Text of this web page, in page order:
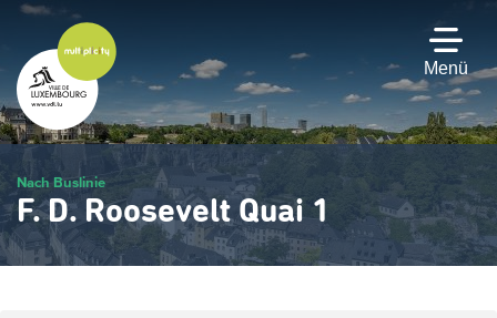
Zum
Hauptinhalt
gehen
Menü
Nach Buslinie
F. D. Roosevelt Quai 1